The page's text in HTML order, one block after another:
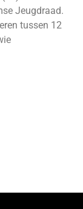
Jeugdraad.
tussen 12